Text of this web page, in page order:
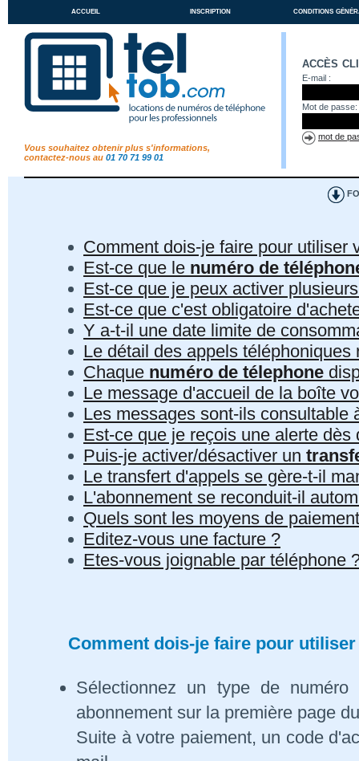
accueil inscription conditions
Vous souhaitez obtenir plus s'informations,
contactez-nous au 01 70 71 99 01
accès
E-mail :
Mot de passe:
mot de
Comment dois-je faire pour utiliser
Est-ce que le numéro de
Est-ce que je peux activer
Est-ce que c'est obligatoire
Y a-t-il une date limite de
Le détail des appels
Chaque numéro de télephone
Le message d'accueil de la boîte
Les messages sont-ils consultable
Est-ce que je reçois une alerte
Puis-je activer/désactiver un
Le transfert d'appels se gère-t-il
L'abonnement se reconduit-il
Quels sont les moyens de
Editez-vous une facture ?
Etes-vous joignable par téléphone
Comment dois-je faire pour
Sélectionnez un type de
abonnement sur la première page
Suite à votre paiement, un code